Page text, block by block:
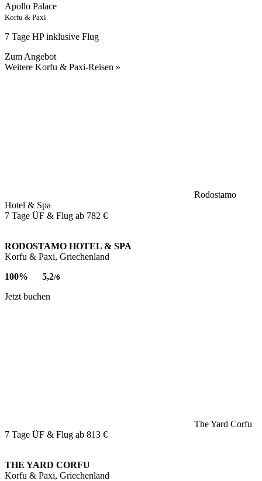
Apollo Palace
Korfu & Paxi
7 Tage HP inklusive Flug
Zum Angebot
Weitere Korfu & Paxi-Reisen »
Rodostamo
Hotel & Spa
7 Tage ÜF & Flug ab 782 €
RODOSTAMO HOTEL & SPA
Korfu & Paxi, Griechenland
100%
5,2/6
Jetzt buchen
The Yard Corfu
7 Tage ÜF & Flug ab 813 €
THE YARD CORFU
Korfu & Paxi, Griechenland